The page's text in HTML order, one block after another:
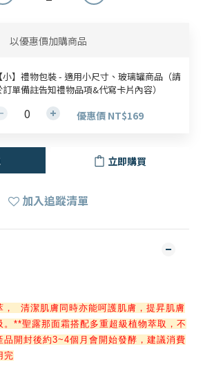
以優惠價加購商品
【小】禮物包裝 - 適用小尺寸、玻璃罐商品（請
訂單備註告知禮物品項&代寫卡片內容）
優惠價 NT$169
立即購買
加入追蹤清單
，  清潔肌膚同時亦能呵護肌膚，提昇肌膚
。**聖露那面霜搭配多重超級植物萃取，不
品開封後約3~4個月會開始發酵，建議消費
完